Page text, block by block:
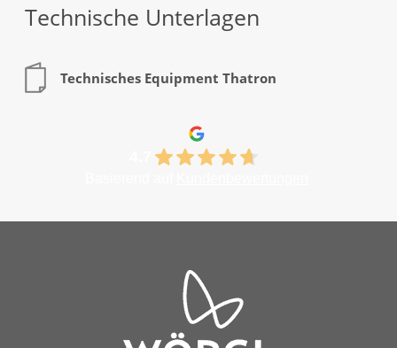
Technische Unterlagen​
Technisches Equipment Thatron